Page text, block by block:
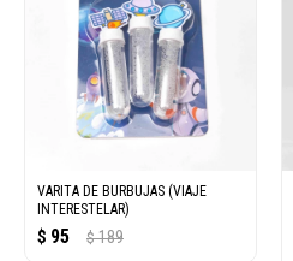
VARITA DE BURBUJAS (VIAJE
INTERESTELAR)
$ 95 $ 189